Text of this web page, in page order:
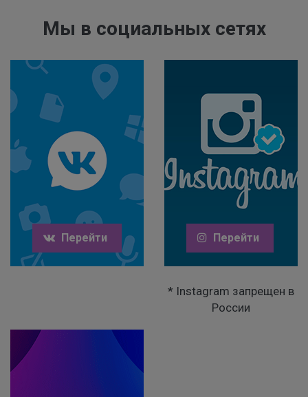
Мы в социальных сетях
Перейти Перейти
* Instagram запрещен в
России